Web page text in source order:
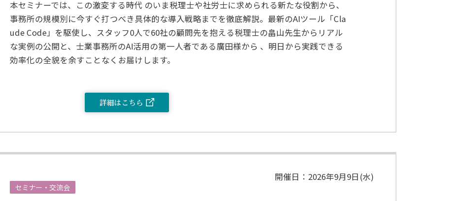
本セミナーでは、この激変する時代 のいま税理士や社労士に求められる新たな役割から、
事務所の規模別に今すぐ打つべき具体的な導入戦略までを徹底解説。最新のAIツール「Cla
ude Code」を駆使し、スタッフ0人で60社の顧問先を抱える税理士の畠山先生からリアル
な実例の公開と、士業事務所のAI活用の第一人者である廣田様から 、明日から実践できる
効率化の全貌を余すことなくお届けします。
詳細はこちら
開催日：2026年9月9日(水)
セミナー・交流会